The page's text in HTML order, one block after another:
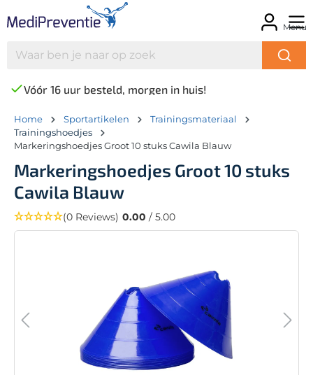
Menu
Vóór 16 uur besteld, morgen in huis!
Home Sportartikelen
Trainingsmateriaal
Trainingshoedjes
Markeringshoedjes Groot 10 stuks Cawila Blauw
Markeringshoedjes Groot 10 stuks
Cawila Blauw
(0 Reviews) 0.00 / 5.00